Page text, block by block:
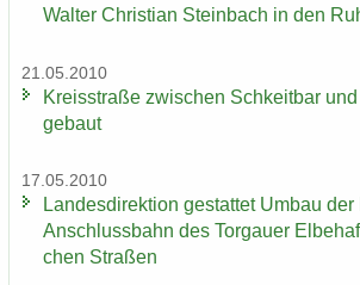
Wal­ter Chris­ti­an Stein­bach in den
21.05.2010
Kreis­stra­ße zwi­schen Schkeit­bar
ge­baut
17.05.2010
Lan­des­di­rek­ti­on ge­stat­tet Umbau
An­schluss­bahn des Tor­gau­er
chen Stra­ßen